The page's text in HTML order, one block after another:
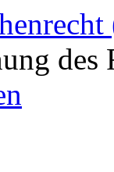
des